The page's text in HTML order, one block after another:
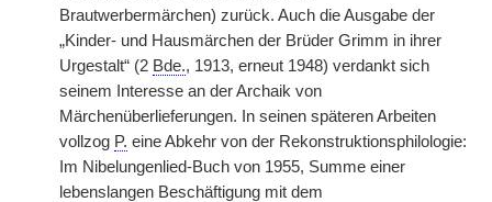
Brautwerbermärchen) zurück. Auch die Ausgabe der
„Kinder- und Hausmärchen der Brüder Grimm in ihrer
Urgestalt“ (2 Bde., 1913, erneut 1948) verdankt sich
seinem Interesse an der Archaik von
Märchenüberlieferungen. In seinen späteren Arbeiten
vollzog P. eine Abkehr von der Rekonstruktionsphilologie:
Im Nibelungenlied-Buch von 1955, Summe einer
lebenslangen Beschäftigung mit dem